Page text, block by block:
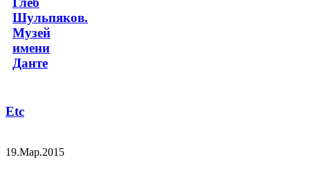
Шульпяков.
Музей
имени
Данте
Etc
19.Мар.2015